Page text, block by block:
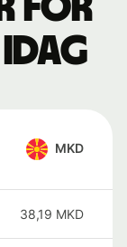
idag
MKD
38,19 MKD